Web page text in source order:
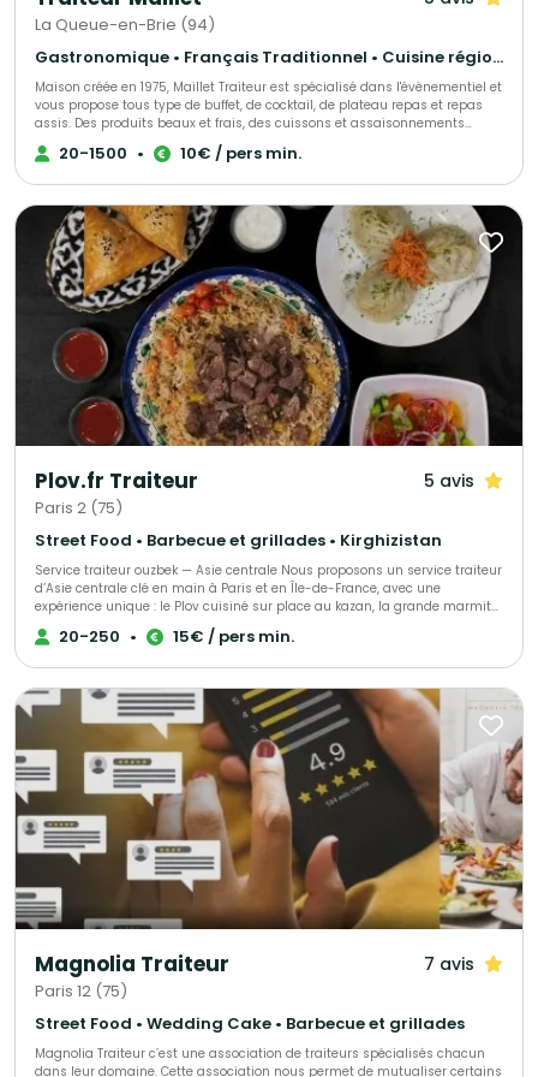
La Queue-en-Brie (94)
Gastronomique • Français Traditionnel • Cuisine régionale
Maison créée en 1975, Maillet Traiteur est spécialisé dans l'évènementiel et
vous propose tous type de buffet, de cocktail, de plateau repas et repas
assis. Des produits beaux et frais, des cuissons et assaisonnements
adaptés, le tout fait maison par notre chef de cuisine expérimenté!
Recettes élégantes, parfois oubliées et souvent surprenantes, toujours
l'organisation de réception.
20-1500 • 10€ / pers min.
Plov.fr Traiteur 5 avis
Paris 2 (75)
Street Food • Barbecue et grillades • Kirghizistan
Service traiteur ouzbek — Asie centrale Nous proposons un service traiteur
d’Asie centrale clé en main à Paris et en Île-de-France, avec une
expérience unique : le Plov cuisiné sur place au kazan, la grande marmite
traditionnelle, devant vos invités. 🔥 Un véritable show culinaire Nos chefs
cuisinent à feu ouvert, selon la recette traditionnelle. La cuisson lente, les
agneau ou veau), Samsa feuilletée, Manty vapeur, salades et desserts
maison. ✔️ 100 % fait maison – Halal 💰 Tarifs Plov sur place À partir de 30
portions : 15 € à 24 € / personne (selon le nombre d’invités). Plov cuisiné
au restaurant & livré : dès 12 € / personne. 🏙️ Deux restaurants à Paris –
dégustation offerte Avant validation, nous vous proposons une
dégustation gratuite dans l’un de nos restaurants parisiens. 🏛️
Références Ambassades d’Asie centrale, UNESCO, Village Gastronomique
2025 (Tour Eiffel). 🎉 Événements Mariages, entreprises, événements
privés, culturels et institutionnels. 📍 Paris & Île-de-France 📩 Devis sur
mesure sur demande
20-250 • 15€ / pers min.
Magnolia Traiteur 7 avis
Paris 12 (75)
Street Food • Wedding Cake • Barbecue et grillades
Magnolia Traiteur c’est une association de traiteurs spécialisés chacun
dans leur domaine. Cette association nous permet de mutualiser certains